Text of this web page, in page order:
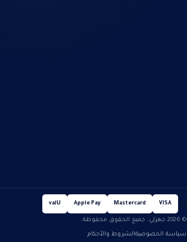
VISA
Mastercard
Apple Pay
valU
© 2026 جهزلي. جميع الحقوق محفوظة.
سياسة الخصوصيةالشروط والأحكام